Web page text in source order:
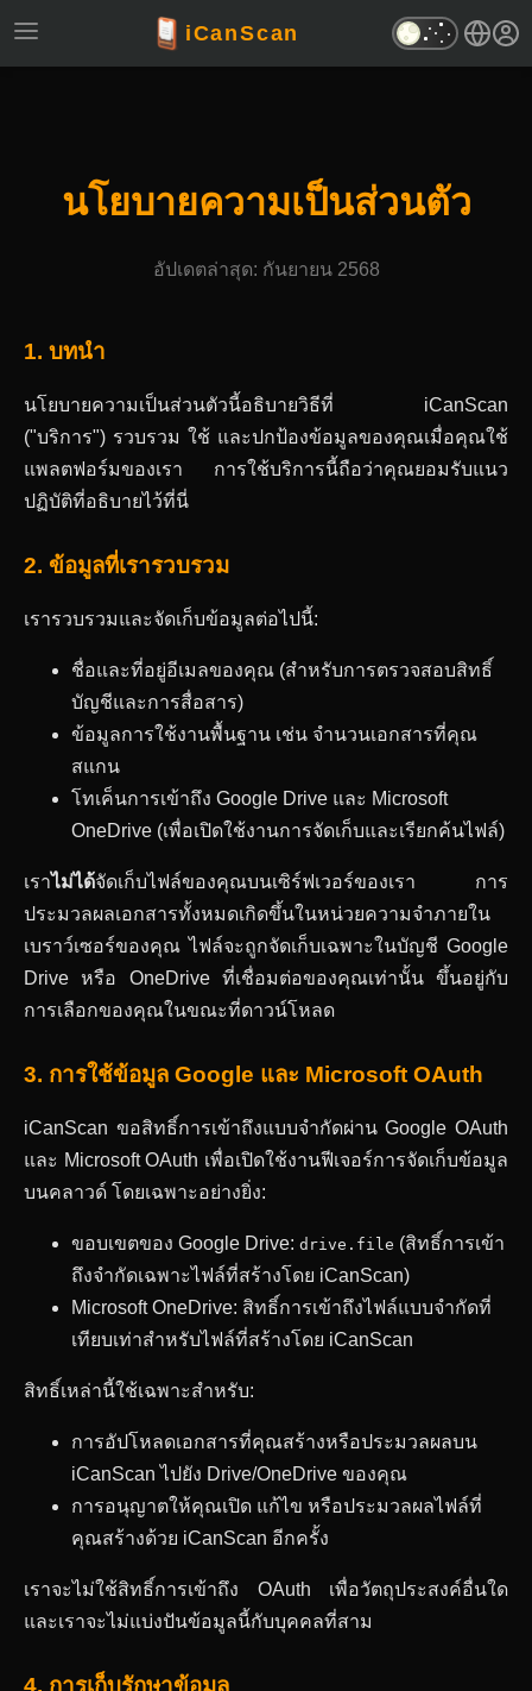
iCanScan
นโยบายความเป็นส่วนตัว
อัปเดตล่าสุด: กันยายน 2568
1. บทนำ
นโยบายความเป็นส่วนตัวนี้อธิบายวิธีที่ iCanScan
("บริการ") รวบรวม ใช้ และปกป้องข้อมูลของคุณเมื่อคุณใช้
แพลตฟอร์มของเรา การใช้บริการนี้ถือว่าคุณยอมรับแนว
ปฏิบัติที่อธิบายไว้ที่นี่
2. ข้อมูลที่เรารวบรวม
เรารวบรวมและจัดเก็บข้อมูลต่อไปนี้:
ชื่อและที่อยู่อีเมลของคุณ (สำหรับการตรวจสอบสิทธิ์
บัญชีและการสื่อสาร)
ข้อมูลการใช้งานพื้นฐาน เช่น จำนวนเอกสารที่คุณ
สแกน
โทเค็นการเข้าถึง Google Drive และ Microsoft
OneDrive (เพื่อเปิดใช้งานการจัดเก็บและเรียกค้นไฟล์)
เราไม่ได้จัดเก็บไฟล์ของคุณบนเซิร์ฟเวอร์ของเรา การ
ประมวลผลเอกสารทั้งหมดเกิดขึ้นในหน่วยความจำภายใน
เบราว์เซอร์ของคุณ ไฟล์จะถูกจัดเก็บเฉพาะในบัญชี Google
Drive หรือ OneDrive ที่เชื่อมต่อของคุณเท่านั้น ขึ้นอยู่กับ
การเลือกของคุณในขณะที่ดาวน์โหลด
3. การใช้ข้อมูล Google และ Microsoft OAuth
iCanScan ขอสิทธิ์การเข้าถึงแบบจำกัดผ่าน Google OAuth
และ Microsoft OAuth เพื่อเปิดใช้งานฟีเจอร์การจัดเก็บข้อมูล
บนคลาวด์ โดยเฉพาะอย่างยิ่ง:
ขอบเขตของ Google Drive: drive.file (สิทธิ์การเข้า
ถึงจำกัดเฉพาะไฟล์ที่สร้างโดย iCanScan)
Microsoft OneDrive: สิทธิ์การเข้าถึงไฟล์แบบจำกัดที่
เทียบเท่าสำหรับไฟล์ที่สร้างโดย iCanScan
สิทธิ์เหล่านี้ใช้เฉพาะสำหรับ:
การอัปโหลดเอกสารที่คุณสร้างหรือประมวลผลบน
iCanScan ไปยัง Drive/OneDrive ของคุณ
การอนุญาตให้คุณเปิด แก้ไข หรือประมวลผลไฟล์ที่
คุณสร้างด้วย iCanScan อีกครั้ง
เราจะไม่ใช้สิทธิ์การเข้าถึง OAuth เพื่อวัตถุประสงค์อื่นใด
และเราจะไม่แบ่งปันข้อมูลนี้กับบุคคลที่สาม
4. การเก็บรักษาข้อมูล